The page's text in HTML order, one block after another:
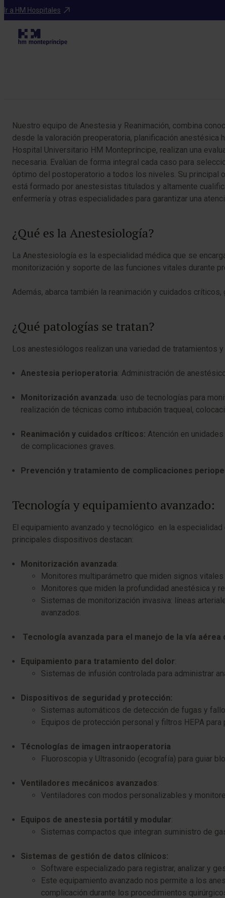
Ir a HM Hospitales
Especialidades
Nuestro equipo de Anestesia y Reanimación, combina
desde la valoración preoperatoria, planificación anestésica
Hospital Universitario HM Montepríncipe, realizan una
necesaria. Evalúan de forma integral cada caso para
óptimo del postoperatorio a todos los niveles. Su principal
está formado por anestesistas titulados y altamente
enfermería y otras especialidades para garantizar una
¿Qué es la Anestesiología?
La Anestesiología es la especialidad médica que se
monitorización y soporte de las funciones vitales durante
Además, abarca también la reanimación y cuidados
¿Qué patologías se tratan?
Los anestesiólogos realizan una variedad de tratamientos
Anestesia perioperatoria: Administración de
Monitorización avanzada: uso de tecnologías para
realización de técnicas como intubación traqueal,
Reanimación y cuidados críticos: Atención en
de complicaciones graves.
Prevención y tratamiento de complicaciones
Tecnología y equipamiento avanzado:
El equipamiento avanzado y tecnológico en la
principales dispositivos destacan:
Monitorización avanzada:
Monitores multiparámetro que miden signos
Monitores que miden la profundidad anestésica y
Sistemas de monitorización invasiva: líneas
avanzados.
Tecnología avanzada para el manejo de la vía aérea
Equipamiento para tratamiento del dolor:
Sistemas de infusión controlada para administrar
Dispositivos de seguridad y protección:
Sistemas automáticos de detección de fugas y
Equipos de protección personal y filtros HEPA
Técnologías de imagen intraoperatoria
Fluoroscopia y Ultrasonido (ecografía) para guiar
Ventiladores mecánicos avanzados:
Ventiladores con modos personalizables y
Equipos de anestesia portátil y modular:
Sistemas compactos que integran suministro de
Sistemas de gestión de datos clínicos:
Software especializado para registrar, analizar y
Este equipamiento avanzado nos permite a los
complicación durante los procedimientos